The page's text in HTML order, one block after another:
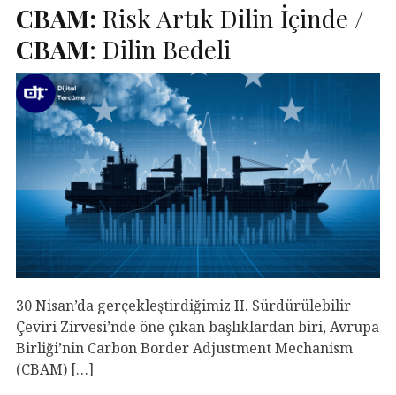
CBAM: Risk Artık Dilin İçinde /
CBAM: Dilin Bedeli
30 Nisan’da gerçekleştirdiğimiz II. Sürdürülebilir
Çeviri Zirvesi’nde öne çıkan başlıklardan biri, Avrupa
Birliği’nin Carbon Border Adjustment Mechanism
(CBAM) […]